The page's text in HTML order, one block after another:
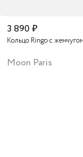
3 890 ₽
Кольцо Ringo с
Moon Paris